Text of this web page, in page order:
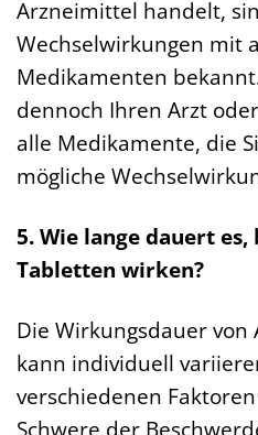
Arzneimittel handelt,
Wechselwirkungen mit
Medikamenten
dennoch Ihren Arzt
alle Medikamente, die
mögliche
5. Wie lange dauert es,
Tabletten wirken?
Die Wirkungsdauer von
kann individuell
verschiedenen
Schwere der